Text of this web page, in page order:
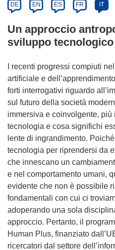
DE EN ES FR IT
Un approccio
sviluppo tecnologico
I recenti progressi compiuti
artificiale e
forti interrogativi riguardo
sul futuro della società
immersiva e coinvolgente, più
tecnologia e cosa significhi
lente di ingrandimento.
tecnologia per riprendersi da
che innescano un
e nel comportamento umani,
evidente che non è possibile
fondamentali con cui ci
adoperando una sola
approccio. Pertanto, il
Human Plus, finanziato
ricercatori dal settore